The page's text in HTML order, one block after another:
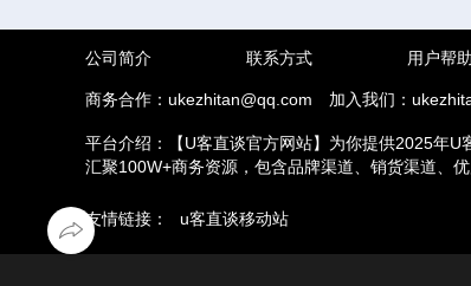
公司简介 联系方式 用户帮助
商务合作：ukezhitan@qq.com 加入我们：
平台介绍：【U客直谈官方网站】为你提供2025年
汇聚100W+商务资源，包含品牌渠道、销货渠道、
友情链接：
u客直谈移动站